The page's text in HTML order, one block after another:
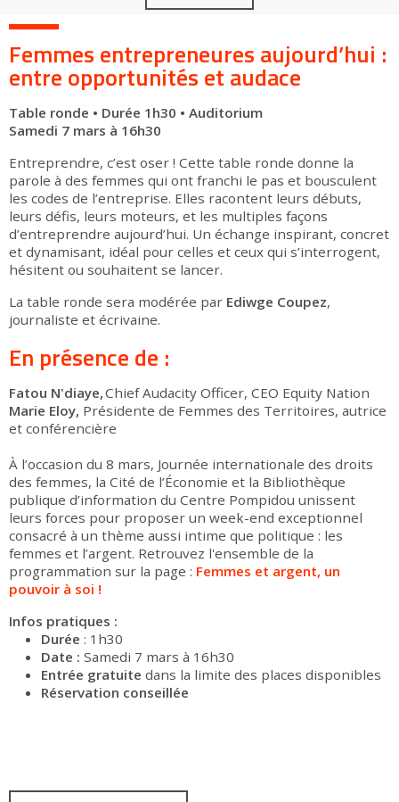
Femmes entrepreneures aujourd’hui :
entre opportunités et audace
Table ronde • Durée 1h30 • Auditorium
Samedi 7 mars à 16h30
Entreprendre, c’est oser ! Cette table ronde donne la
parole à des femmes qui ont franchi le pas et bousculent
les codes de l’entreprise. Elles racontent leurs débuts,
leurs défis, leurs moteurs, et les multiples façons
d’entreprendre aujourd’hui. Un échange inspirant, concret
et dynamisant, idéal pour celles et ceux qui s’interrogent,
hésitent ou souhaitent se lancer.
La table ronde sera modérée par Ediwge Coupez,
journaliste et écrivaine.
En présence de :
Fatou N'diaye,Chief Audacity Officer, CEO Equity Nation
Marie Eloy, Présidente de Femmes des Territoires, autrice
et conférencière
À l’occasion du 8 mars, Journée internationale des droits
des femmes, la Cité de l’Économie et la Bibliothèque
publique d’information du Centre Pompidou unissent
leurs forces pour proposer un week-end exceptionnel
consacré à un thème aussi intime que politique : les
femmes et l’argent. Retrouvez l'ensemble de la
programmation sur la page : Femmes et argent, un
pouvoir à soi !
Infos pratiques :
Durée : 1h30
Date : Samedi 7 mars à 16h30
Entrée gratuite dans la limite des places disponibles
Réservation conseillée